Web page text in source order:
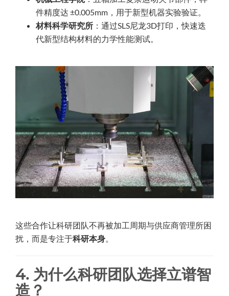
件精度达 ±0.005mm，用于新型机器实验验证。
材料科学研究所 ：通过SLS尼龙3D打印，快速迭
代新型结构材料的力学性能测试。
这些合作让科研团队不再被加工周期与供应商管理所困
扰，而是专注于科研本身。
4. 为什么科研团队选择立谱智
造？